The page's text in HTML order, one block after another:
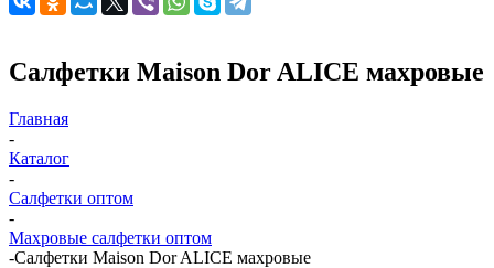
Салфетки Maison Dor ALICE махровые
Главная
-
Каталог
-
Салфетки оптом
-
Махровые салфетки оптом
-Салфетки Maison Dor ALICE махровые